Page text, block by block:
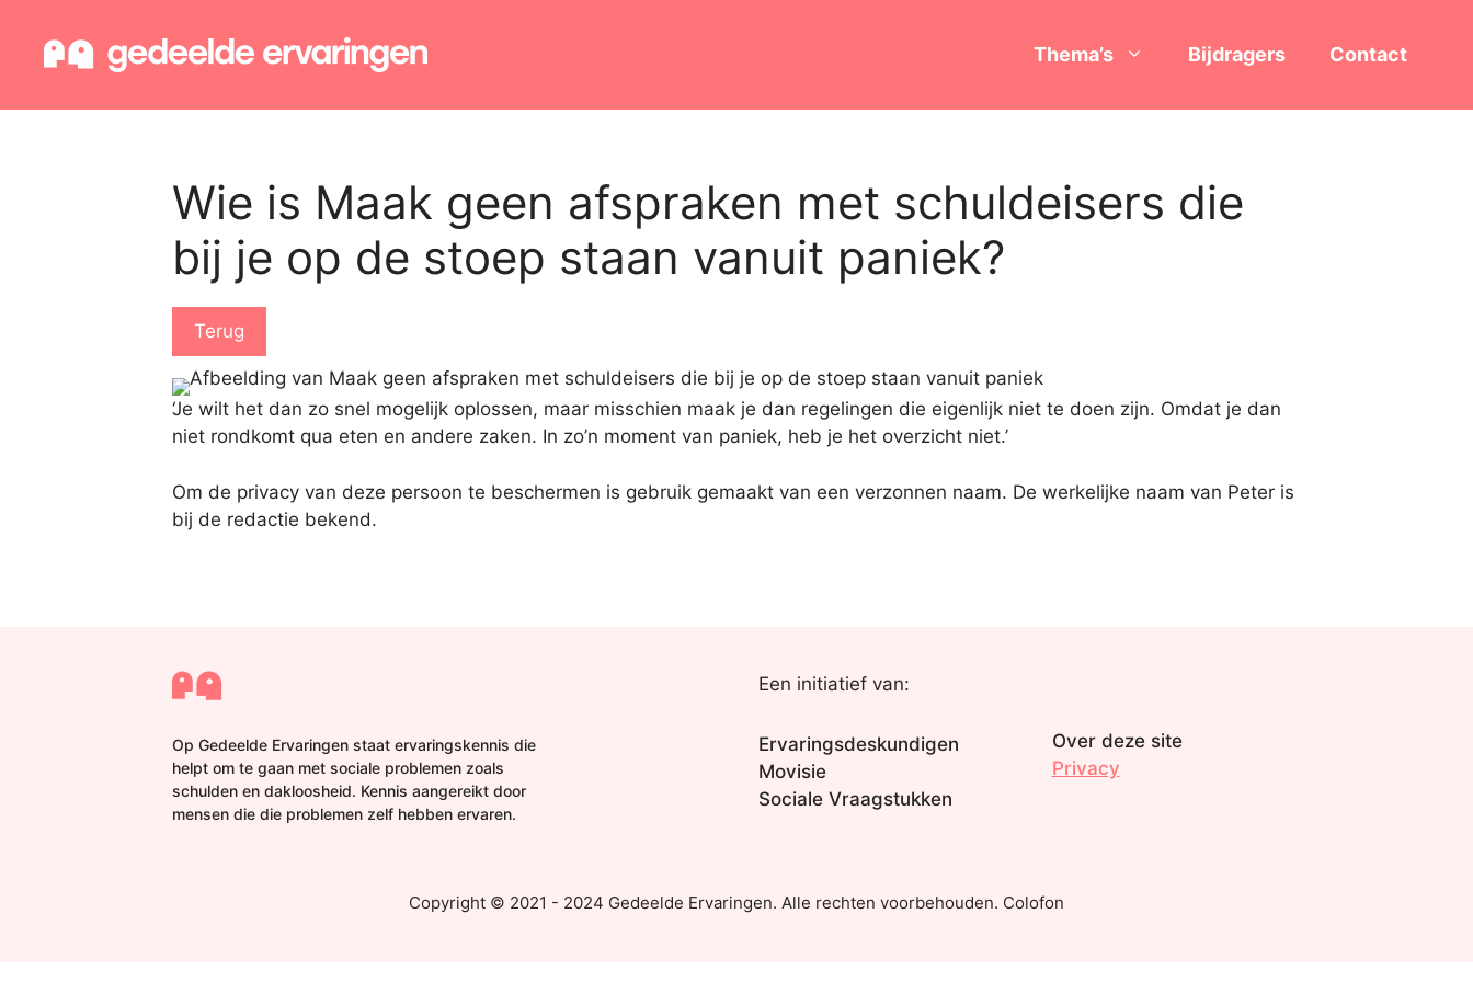
Thema’s Bijdragers Contact
Wie is Maak geen afspraken met schuldeisers die
bij je op de stoep staan vanuit paniek?
Terug
‘Je wilt het dan zo snel mogelijk oplossen, maar misschien maak je dan regelingen die eigenlijk niet te doen zijn. Omdat je dan
niet rondkomt qua eten en andere zaken. In zo’n moment van paniek, heb je het overzicht niet.’
Om de privacy van deze persoon te beschermen is gebruik gemaakt van een verzonnen naam. De werkelijke naam van Peter is
bij de redactie bekend.
Op Gedeelde Ervaringen staat ervaringskennis die
helpt om te gaan met sociale problemen zoals
schulden en dakloosheid. Kennis aangereikt door
mensen die die problemen zelf hebben ervaren.
Een initiatief van:
Ervaringsdeskundigen
Movisie
Sociale Vraagstukken
Over deze site
Privacy
Copyright © 2021 - 2024 Gedeelde Ervaringen. Alle rechten voorbehouden. Colofon